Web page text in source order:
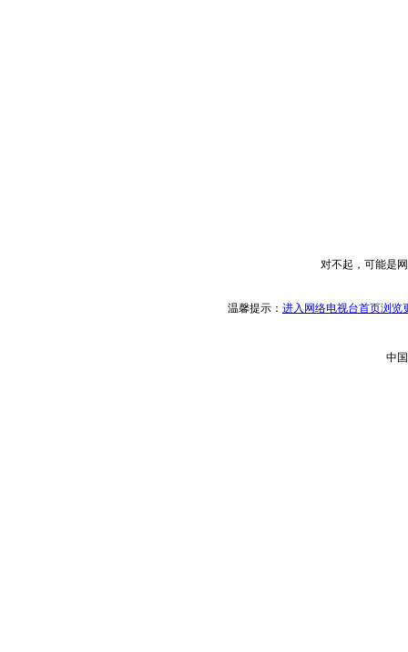
对不起，可能是
温馨提示： 进入网络电视台首页浏览
中